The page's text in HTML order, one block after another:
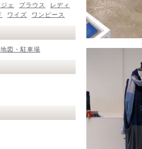
ジェ ブラウス
レディ
ワイズ ワンピース
図・駐車場